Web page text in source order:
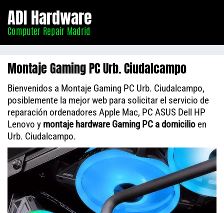
Madrid
ADI Hardware
Computer Repair Madrid
Montaje Gaming PC Urb. Ciudalcampo
Bienvenidos a Montaje Gaming PC Urb. Ciudalcampo,
posiblemente la mejor web para solicitar el servicio de
reparación ordenadores Apple Mac, PC ASUS Dell HP
Lenovo y montaje hardware Gaming PC a domicilio en
Urb. Ciudalcampo.